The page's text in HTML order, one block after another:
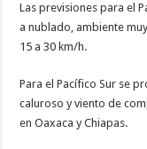
Las previsiones para el
a nublado, ambiente
15 a 30 km/h.
Para el Pacífico Sur se
caluroso y viento de
en Oaxaca y Chiapas.